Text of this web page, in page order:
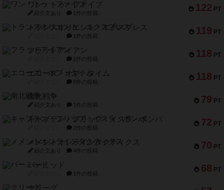
122 PT
ワン・トゥ・ファイブ
紹介文あり 1件の投稿
119 PT
トランスオリエント・エクスプレス
1件の投稿
118 PT
フラットアイアン
2件の投稿
118 PT
エコーズ・オブ・タイム
8件の投稿
79 PT
南北戦争
紹介文あり 1件の投稿
72 PT
キャプテン・フリップ：イスラ・ボンバ
2件の投稿
70 PT
メメントオンラインタクティクス
紹介文あり 4件の投稿
68 PT
パーミッド
1件の投稿
クリーグ